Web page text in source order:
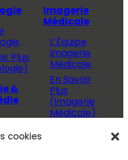
cookies
Plus
&
&
Imagerie
Médicale
L’Équipe
Imagerie
Médicale
En Savoir
Plus
(Imagerie
Médicale)